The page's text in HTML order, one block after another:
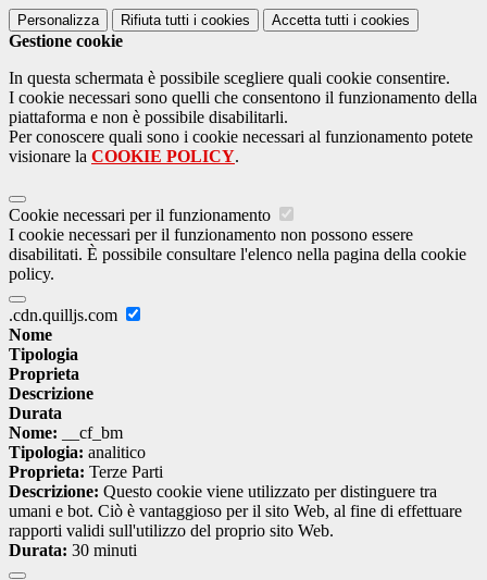
Personalizza Rifiuta tutti i cookies Accetta tutti i cookies
Gestione cookie
In questa schermata è possibile scegliere quali cookie consentire.
I cookie necessari sono quelli che consentono il funzionamento della
piattaforma e non è possibile disabilitarli.
Per conoscere quali sono i cookie necessari al funzionamento potete
visionare la COOKIE POLICY.
Cookie necessari per il funzionamento
I cookie necessari per il funzionamento non possono essere
disabilitati. È possibile consultare l'elenco nella pagina della cookie
policy.
.cdn.quilljs.com
Nome
Tipologia
Proprieta
Descrizione
Durata
Nome: __cf_bm
Tipologia: analitico
Proprieta: Terze Parti
Descrizione: Questo cookie viene utilizzato per distinguere tra
umani e bot. Ciò è vantaggioso per il sito Web, al fine di effettuare
rapporti validi sull'utilizzo del proprio sito Web.
Durata: 30 minuti